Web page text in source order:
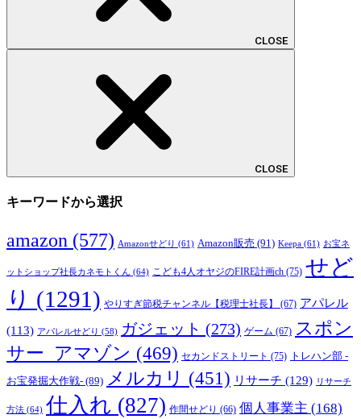
CLOSE
CLOSE
キーワードから選択
amazon (577) Amazonせどり (61) Amazon販売 (91) Keepa (61) お宝ネ
ットショップ社長カネモトくん (64) こども4人オヤジのFIRE計画ch (75) せど
り (1291) やりすぎ節税チャンネル【税理士社長】 (67) アパレル
(113) アパレルせどり (58) ガジェット (273) ゲーム (67) スポン
サー_アマゾン (469) セカンドストリート (75) トレハン部 -
お宝発掘大作戦- (89) メルカリ (451) リサーチ (129) リサーチ
方法 (64) 仕入れ (827) 作間せどり (66) 個人事業主 (168)